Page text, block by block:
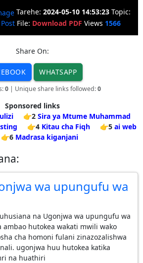
Tarehe: 2024-05-10 14:53:23 Topic:
Post File: Download PDF Views 1566
Share On:
WHATSAPP
0| Unique share links followed:0
Sponsored links
👉2 Sira ya Mtume Muhammad
👉4 Kitau cha Fiqh 👉5 ai web
👉6 Madrasa kiganjani
wa upungufu wa
na Ugonjwa wa upungufu wa
hutokea wakati mwili wako
cha homoni fulani zinazozalishwa
ugonjwa huu hutokea katika
na huathiri